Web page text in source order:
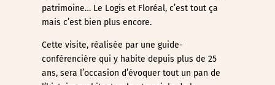
patrimoine… Le Logis et Floréal, c’est tout ça
mais c’est bien plus encore.
Cette visite, réalisée par une guide-
conférencière qui y habite depuis plus de 25
ans, sera l’occasion d’évoquer tout un pan de